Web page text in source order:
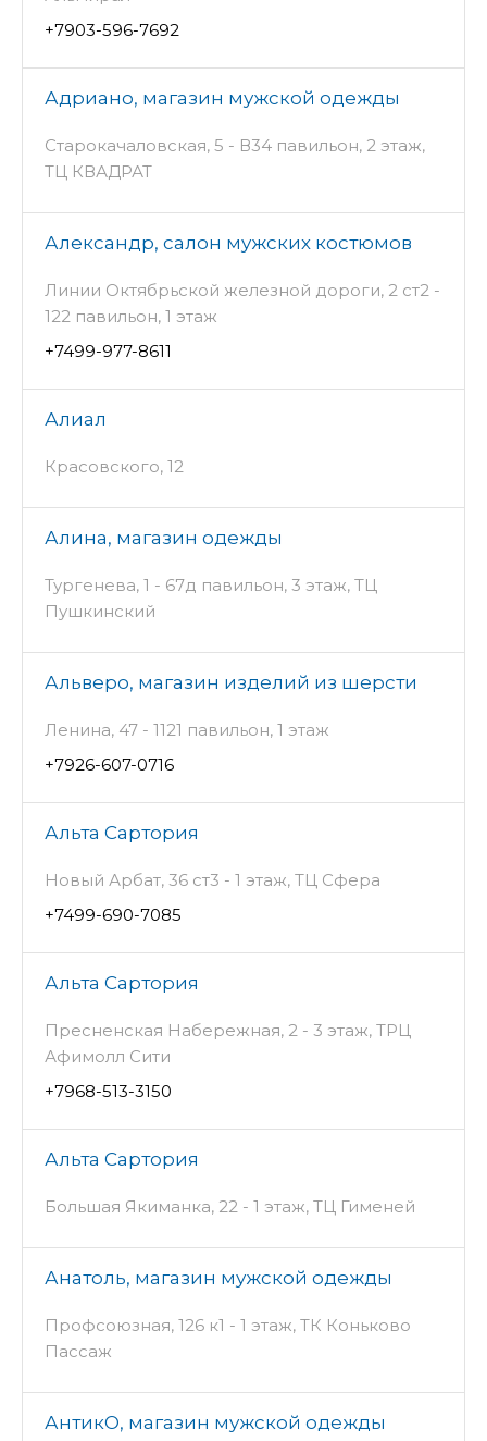
+7903-596-7692
Адриано, магазин мужской одежды
Старокачаловская, 5 - В34 павильон, 2 этаж,
ТЦ КВАДРАТ
Александр, салон мужских костюмов
Линии Октябрьской железной дороги, 2 ст2 -
122 павильон, 1 этаж
+7499-977-8611
Алиал
Красовского, 12
Алина, магазин одежды
Тургенева, 1 - 67д павильон, 3 этаж, ТЦ
Пушкинский
Альверо, магазин изделий из шерсти
Ленина, 47 - 1121 павильон, 1 этаж
+7926-607-0716
Альта Сартория
Новый Арбат, 36 ст3 - 1 этаж, ТЦ Сфера
+7499-690-7085
Альта Сартория
Пресненская Набережная, 2 - 3 этаж, ТРЦ
Афимолл Сити
+7968-513-3150
Альта Сартория
Большая Якиманка, 22 - 1 этаж, ТЦ Гименей
Анатоль, магазин мужской одежды
Профсоюзная, 126 к1 - 1 этаж, ТК Коньково
Пассаж
АнтикО, магазин мужской одежды